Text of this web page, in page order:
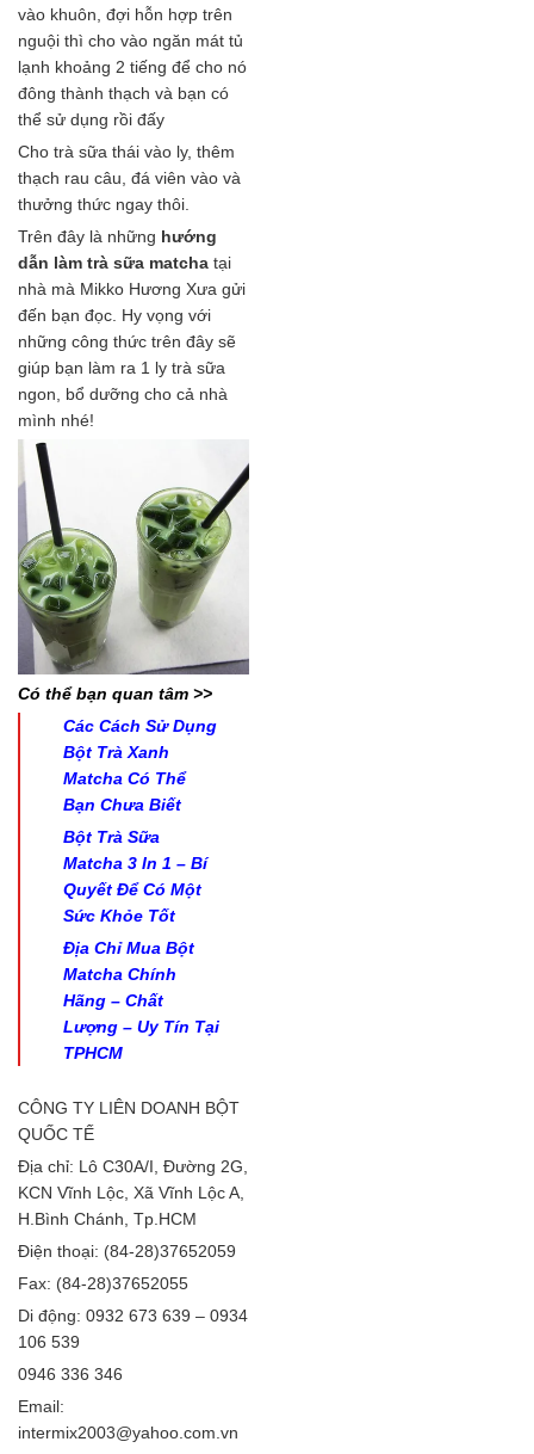
vào khuôn, đợi hỗn hợp trên
nguội thì cho vào ngăn mát tủ
lạnh khoảng 2 tiếng để cho nó
đông thành thạch và bạn có
thể sử dụng rồi đấy
Cho trà sữa thái vào ly, thêm
thạch rau câu, đá viên vào và
thưởng thức ngay thôi.
Trên đây là những hướng
dẫn làm trà sữa matcha tại
nhà mà Mikko Hương Xưa gửi
đến bạn đọc. Hy vọng với
những công thức trên đây sẽ
giúp bạn làm ra 1 ly trà sữa
ngon, bổ dưỡng cho cả nhà
mình nhé!
Có thể bạn quan tâm >>
Các Cách Sử Dụng
Bột Trà Xanh
Matcha Có Thể
Bạn Chưa Biết
Bột Trà Sữa
Matcha 3 In 1 – Bí
Quyết Để Có Một
Sức Khỏe Tốt
Địa Chỉ Mua Bột
Matcha Chính
Hãng – Chất
Lượng – Uy Tín Tại
TPHCM
CÔNG TY LIÊN DOANH BỘT
QUỐC TẾ
Địa chỉ: Lô C30A/I, Đường 2G,
KCN Vĩnh Lộc, Xã Vĩnh Lộc A,
H.Bình Chánh, Tp.HCM
Điện thoại: (84-28)37652059
Fax: (84-28)37652055
Di động: 0932 673 639 – 0934
106 539
0946 336 346
Email:
intermix2003@yahoo.com.vn